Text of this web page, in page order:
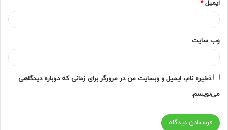
ایمیل*
وب‌ سایت
ذخیره نام، ایمیل و وبسایت من در مرورگر برای زمانی که دوباره دیدگاهی
می‌نویسم.